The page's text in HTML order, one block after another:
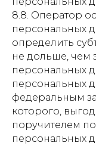
8.8. Оператор
персональных
определить
не дольше, чем
персональных
персональных
федеральным
которого,
поручителем
персональных